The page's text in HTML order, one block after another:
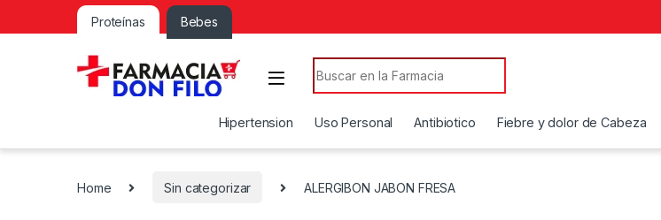
Proteínas Bebes
Search for:
Hipertension Uso Personal Antibiotico Fiebre y dolor de Cabeza
Home Sin categorizar ALERGIBON JABON FRESA